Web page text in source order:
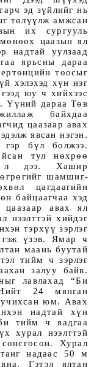
эд зүйлийг нь
төлүүлж амжсан
их сургууль
цаазын ял
надтай уулзаад
ярьсны дараа
тоосыг
хэлэхэд хүн нэг
юу ч хийхээс
Үүний дараа Төв
байхдаа
цаазаар авах
явсан нэгэн.
гэр бүл болжээ.
тул нөхрөө
л дээ. Хашир
шам­шиг­
цагдаагийн
байцаагчаа хэд
цаазаар авах ял
нээлттэй хийдэг
тэрхүү зэрлэг
гэж үзэв. Ямар ч
маань буутай
тийм ч зэрлэг
залуу байв.
лавлахад “Би
24 мянган
юм. Авах
надтай хүн
тийм ч яадгаа
хурал нээлттэй
Хурал
надаас 50 м
Гэтэл ялтан